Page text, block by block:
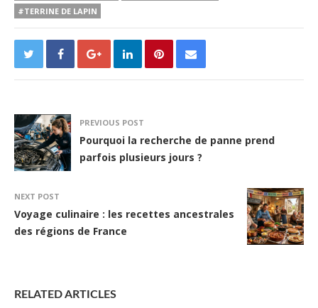
#TERRINE DE LAPIN
PREVIOUS POST
Pourquoi la recherche de panne prend
parfois plusieurs jours ?
NEXT POST
Voyage culinaire : les recettes ancestrales
des régions de France
RELATED ARTICLES